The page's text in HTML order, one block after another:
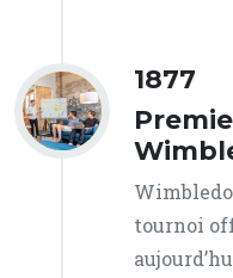
1877
tournoi